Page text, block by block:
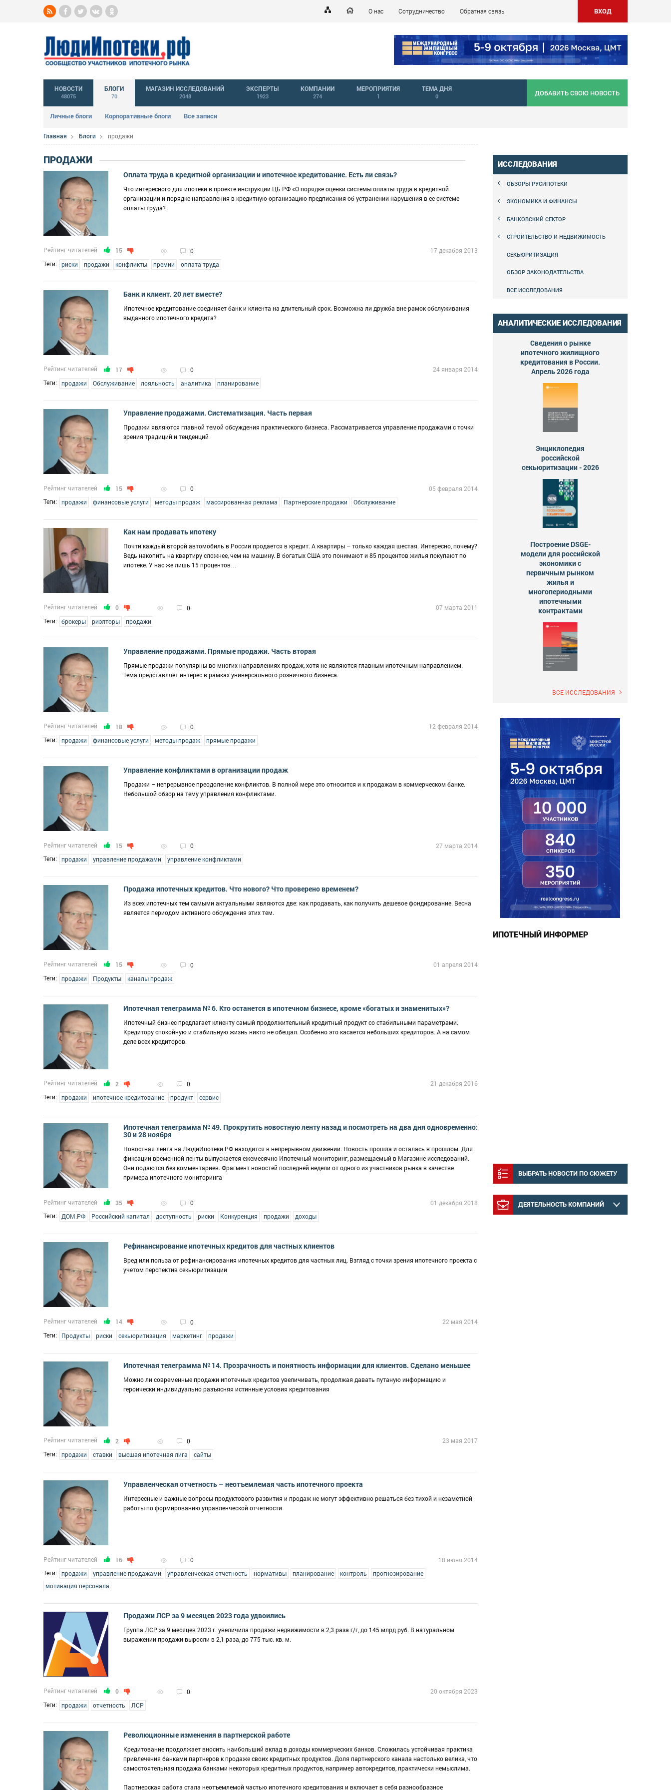
О нас Сотрудничество Обратная связь ВХОД
НОВОСТИ
48075
БЛОГИ
70
Личные блоги Корпоративные блоги Все записи
МАГАЗИН ИССЛЕДОВАНИЙ
2048
ЭКСПЕРТЫ
1923
КОМПАНИИ
274
МЕРОПРИЯТИЯ
1
ТЕМА ДНЯ
0 ДОБАВИТЬ СВОЮ НОВОСТЬ
Главная Блоги продажи
ПРОДАЖИ
Оплата труда в кредитной организации и ипотечное кредитование. Есть ли связь?
Что интересного для ипотеки в проекте инструкции ЦБ РФ «О порядке оценки системы оплаты труда в кредитной
организации и порядке направления в кредитную организацию предписания об устранении нарушения в ее системе
оплаты труда?
Рейтинг читателей 15 0
17 декабря 2013
Теги:
риски продажи конфликты премии оплата труда
Банк и клиент. 20 лет вместе?
Ипотечное кредитование соединяет банк и клиента на длительный срок. Возможна ли дружба вне рамок обслуживания
выданного ипотечного кредита?
Рейтинг читателей 17 0
24 января 2014
Теги:
продажи Обслуживание лояльность аналитика планирование
Управление продажами. Систематизация. Часть первая
Продажи являются главной темой обсуждения практического бизнеса. Рассматривается управление продажами с точки
зрения традиций и тенденций
Рейтинг читателей 15 0
05 февраля 2014
Теги:
продажи финансовые услуги методы продаж массированная реклама Партнерские продажи Обслуживание
Как нам продавать ипотеку
Почти каждый второй автомобиль в России продается в кредит. А квартиры – только каждая шестая. Интересно, почему?
Ведь накопить на квартиру сложнее, чем на машину. В богатых США это понимают и 85 процентов жилья покупают по
ипотеке. У нас же лишь 15 процентов…
Рейтинг читателей 0 0
07 марта 2011
Теги:
брокеры риэлторы продажи
Управление продажами. Прямые продажи. Часть вторая
Прямые продажи популярны во многих направлениях продаж, хотя не являются главным ипотечным направлением.
Тема представляет интерес в рамках универсального розничного бизнеса.
Рейтинг читателей 18 0
12 февраля 2014
Теги:
продажи финансовые услуги методы продаж прямые продажи
Управление конфликтами в организации продаж
Продажи – непрерывное преодоление конфликтов. В полной мере это относится и к продажам в коммерческом банке.
Небольшой обзор на тему управления конфликтами.
Рейтинг читателей 15 0
27 марта 2014
Теги:
продажи управление продажами управление конфликтами
Продажа ипотечных кредитов. Что нового? Что проверено временем?
Из всех ипотечных тем самыми актуальными являются две: как продавать, как получить дешевое фондирование. Весна
является периодом активного обсуждения этих тем.
Рейтинг читателей 15 0
01 апреля 2014
Теги:
продажи Продукты каналы продаж
Ипотечная телеграмма № 6. Кто останется в ипотечном бизнесе, кроме «богатых и знаменитых»?
Ипотечный бизнес предлагает клиенту самый продолжительный кредитный продукт со стабильными параметрами.
Кредитору спокойную и стабильную жизнь никто не обещал. Особенно это касается небольших кредиторов. А на самом
деле всех кредиторов.
Рейтинг читателей 2 0
21 декабря 2016
Теги:
продажи ипотечное кредитование продукт сервис
Ипотечная телеграмма № 49. Прокрутить новостную ленту назад и посмотреть на два дня одновременно:
30 и 28 ноября
Новостная лента на ЛюдиИпотеки.РФ находится в непрерывном движении. Новость прошла и осталась в прошлом. Для
фиксации временной ленты выпускается ежемесячно Ипотечный мониторинг, размещаемый в Магазине исследований.
Они подаются без комментариев. Фрагмент новостей последней недели от одного из участников рынка в качестве
примера ипотечного мониторинга
Рейтинг читателей 35 0
01 декабря 2018
Теги:
ДОМ.РФ Российский капитал доступность риски Конкуренция продажи доходы
Рефинансирование ипотечных кредитов для частных клиентов
Вред или польза от рефинансирования ипотечных кредитов для частных лиц. Взгляд с точки зрения ипотечного проекта с
учетом перспектив секьюритизации
Рейтинг читателей 14 0
22 мая 2014
Теги:
Продукты риски секьюритизация маркетинг продажи
Ипотечная телеграмма № 14. Прозрачность и понятность информации для клиентов. Сделано меньшее
Можно ли современные продажи ипотечных кредитов увеличивать, продолжая давать путаную информацию и
героически индивидуально разъясняя истинные условия кредитования
Рейтинг читателей 2 0
23 мая 2017
Теги:
продажи ставки высшая ипотечная лига сайты
Управленческая отчетность – неотъемлемая часть ипотечного проекта
Интересные и важные вопросы продуктового развития и продаж не могут эффективно решаться без тихой и незаметной
работы по формированию управленческой отчетности
Рейтинг читателей 16 0
18 июня 2014
Теги:
продажи управление продажами управленческая отчетность нормативы планирование контроль
прогнозирование
мотивация персонала
Продажи ЛСР за 9 месяцев 2023 года удвоились
Группа ЛСР за 9 месяцев 2023 г. увеличила продажи недвижимости в 2,3 раза г/г, до 145 млрд руб. В натуральном
выражении продажи выросли в 2,1 раза, до 775 тыс. кв. м.
Рейтинг читателей 0 0
20 октября 2023
Теги:
продажи отчетность ЛСР
Революционные изменения в партнерской работе
Кредитование продолжает вносить наибольший вклад в доходы коммерческих банков. Сложилась устойчивая практика
привлечения банками партнеров к продаже своих кредитных продуктов. Доля партнерского канала настолько велика, что
самостоятельная продажа банками некоторых кредитных продуктов, например автокредитов, практически немыслима.
Партнерская работа стала неотъемлемой частью ипотечного кредитования и включает в себя разнообразное
ИССЛЕДОВАНИЯ
ОБЗОРЫ РУСИПОТЕКИ
ЭКОНОМИКА И ФИНАНСЫ
БАНКОВСКИЙ СЕКТОР
СТРОИТЕЛЬСТВО И НЕДВИЖИМОСТЬ
СЕКЬЮРИТИЗАЦИЯ
ОБЗОР ЗАКОНОДАТЕЛЬСТВА
ВСЕ ИССЛЕДОВАНИЯ
АНАЛИТИЧЕСКИЕ ИССЛЕДОВАНИЯ
Сведения о рынке
ипотечного жилищного
кредитования в России.
Апрель 2026 года
Энциклопедия
российской
секьюритизации - 2026
Построение DSGE-
модели для российской
экономики с
первичным рынком
жилья и
многопериодными
ипотечными
контрактами
ВСЕ ИССЛЕДОВАНИЯ
ИПОТЕЧНЫЙ ИНФОРМЕР
ВЫБРАТЬ НОВОСТИ ПО СЮЖЕТУ
ДЕЯТЕЛЬНОСТЬ КОМПАНИЙ